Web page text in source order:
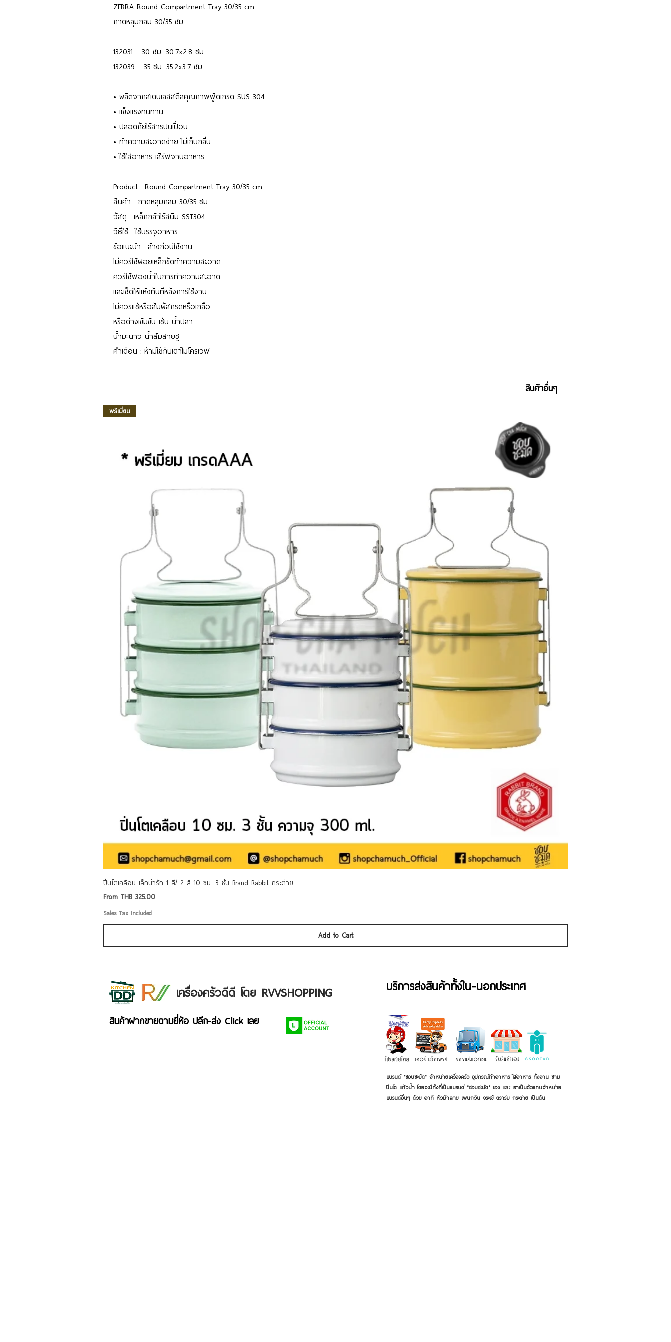
ZEBRA Round Compartment Tray 30/35 cm.
ถาดหลุมกลม 30/35 ซม.
132031 - 30 ซม. 30.7x2.8 ซม.
132039 - 35 ซม. 35.2x3.7 ซม.
• ผลิตจากสเตนเลสสตีลคุณภาพฟู้ดเกรด SUS 304
• แข็งแรงทนทาน
• ปลอดภัยไร้สารปนเปื้อน
• ทำความสะอาดง่าย ไม่เก็บกลิ่น
• ใช้ใส่อาหาร เสิร์ฟจานอาหาร
Product : Round Compartment Tray 30/35 cm.
สินค้า : ถาดหลุมกลม 30/35 ซม.
วัสดุ : เหล็กกล้าไร้สนิม SST304
วิธีใช้ : ใช้บรรจุอาหาร
ข้อแนะนำ : ล้างก่อนใช้งาน
ไม่ควรใช้ฝอยเหล็กขัดทำความสะอาด
ควรใช้ฟองน้ำในการทำความสะอาด
และเช็ดให้แห้งทันทีหลังการใช้งาน
ไม่ควรแช่หรือสัมผัสกรดหรือเกลือ
หรือด่างเข้มข้น เช่น น้ำปลา
น้ำมะนาว น้ำส้มสายชู
คำเตือน : ห้ามใช้กับเตาไมโครเวฟ
สินค้าอื่นๆ
พรีเมี่ยม
ปิ่นโตเคลือบ เล็กน่ารัก 1 สี/ 2 สี 10 ซม. 3 ชั้น Brand Rabbit กระต่าย
From THB 325.00
Sale Price
Sales Tax Included
Add to Cart
ชามเคลือบ Enamel Food grade ล
เครื่องครัวดีดี โดย RVVSHOPPING
สินค้าฝากขายตามยี่ห้อ ปลีก-ส่ง Click เลย
บริการส่งสินค้าทั้งใน-นอกประเทศ
แบรนด์ "ชอบชะมัด" จำหน่ายเครื่องครัว อุปกรณ์ทำอาหาร ใส่อาหาร ทั้งจาน ชาม
ปิ่นโต แก้วน้ำ โดยจะมีทั้งที่เป็นแบรนด์ "ชอบชะมัด" เอง และ เราเป็นตัวแทนจำหน่าย
แบรนด์อื่นๆ ด้วย อาทิ หัวม้าลาย เพนกวิน จระเข้ ตราร่ม กระต่าย เป็นต้น